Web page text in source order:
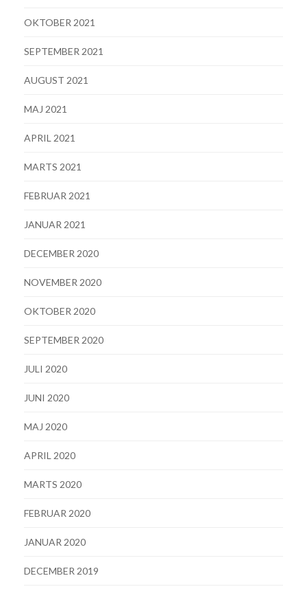
OKTOBER 2021
SEPTEMBER 2021
AUGUST 2021
MAJ 2021
APRIL 2021
MARTS 2021
FEBRUAR 2021
JANUAR 2021
DECEMBER 2020
NOVEMBER 2020
OKTOBER 2020
SEPTEMBER 2020
JULI 2020
JUNI 2020
MAJ 2020
APRIL 2020
MARTS 2020
FEBRUAR 2020
JANUAR 2020
DECEMBER 2019